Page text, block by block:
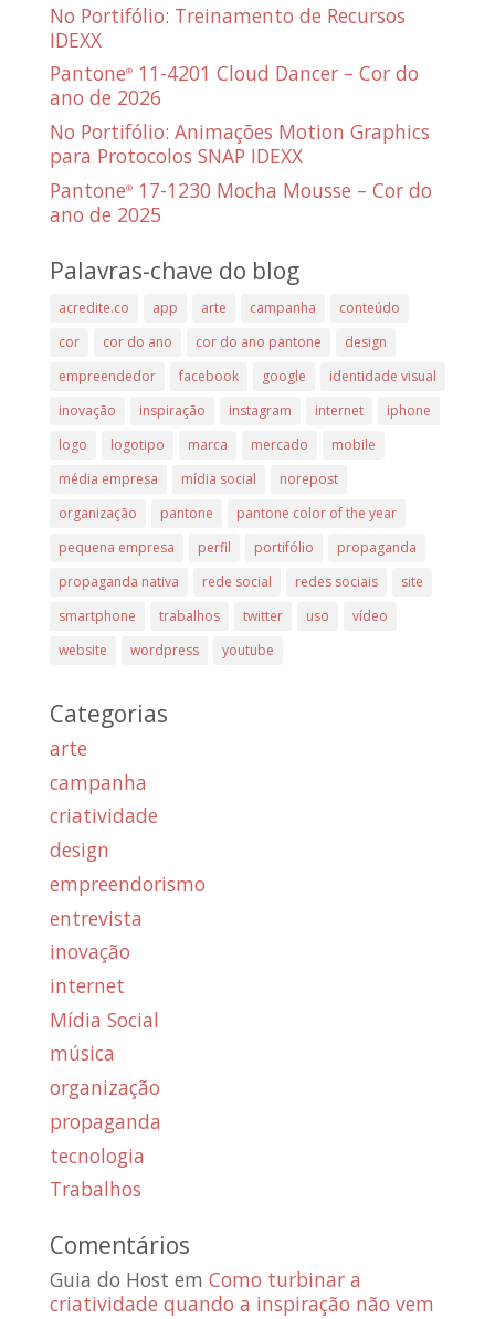
No Portifólio: Treinamento de Recursos
IDEXX
Pantone®11-4201 Cloud Dancer – Cor do
ano de 2026
No Portifólio: Animações Motion Graphics
para Protocolos SNAP IDEXX
Pantone®17-1230 Mocha Mousse – Cor do
ano de 2025
Palavras-chave do blog
acredite.co app arte campanha
conteúdo
cor
cor do ano cor do ano pantone
design
empreendedor
facebook google
identidade visual
inovação
inspiração instagram internet
iphone
logo
logotipo marca mercado
mobile
média empresa
mídia social
norepost
organização
pantone
pantone color of the year
pequena empresa
perfil portifólio
propaganda
propaganda nativa
rede social redes sociais
site
smartphone
trabalhos twitter uso
vídeo
website
wordpress youtube
Categorias
arte
campanha
criatividade
design
empreendorismo
entrevista
inovação
internet
Mídia Social
música
organização
propaganda
tecnologia
Trabalhos
Comentários
Guia do Host em Como turbinar a
criatividade quando a inspiração não vem